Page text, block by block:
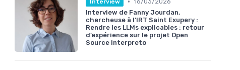
Interview de Fanny Jourdan,
chercheuse à l'IRT Saint Exupery :
Rendre les LLMs explicables : retour
d’expérience sur le projet Open
Source Interpreto